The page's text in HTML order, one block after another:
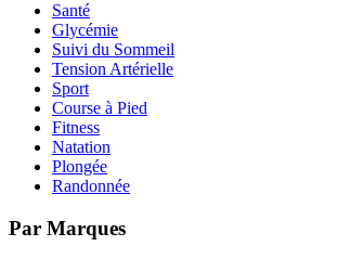
Santé
Glycémie
Suivi du Sommeil
Tension Artérielle
Sport
Course à Pied
Fitness
Natation
Plongée
Randonnée
Par Marques